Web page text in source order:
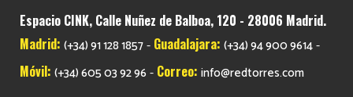
Espacio CINK, Calle Nuñez de Balboa, 120 - 28006 Madrid.
Madrid: (+34) 91 128 1857- Guadalajara: (+34) 94 900 9614-
Móvil: (+34) 605 03 92 96 - Correo: info@redtorres.com